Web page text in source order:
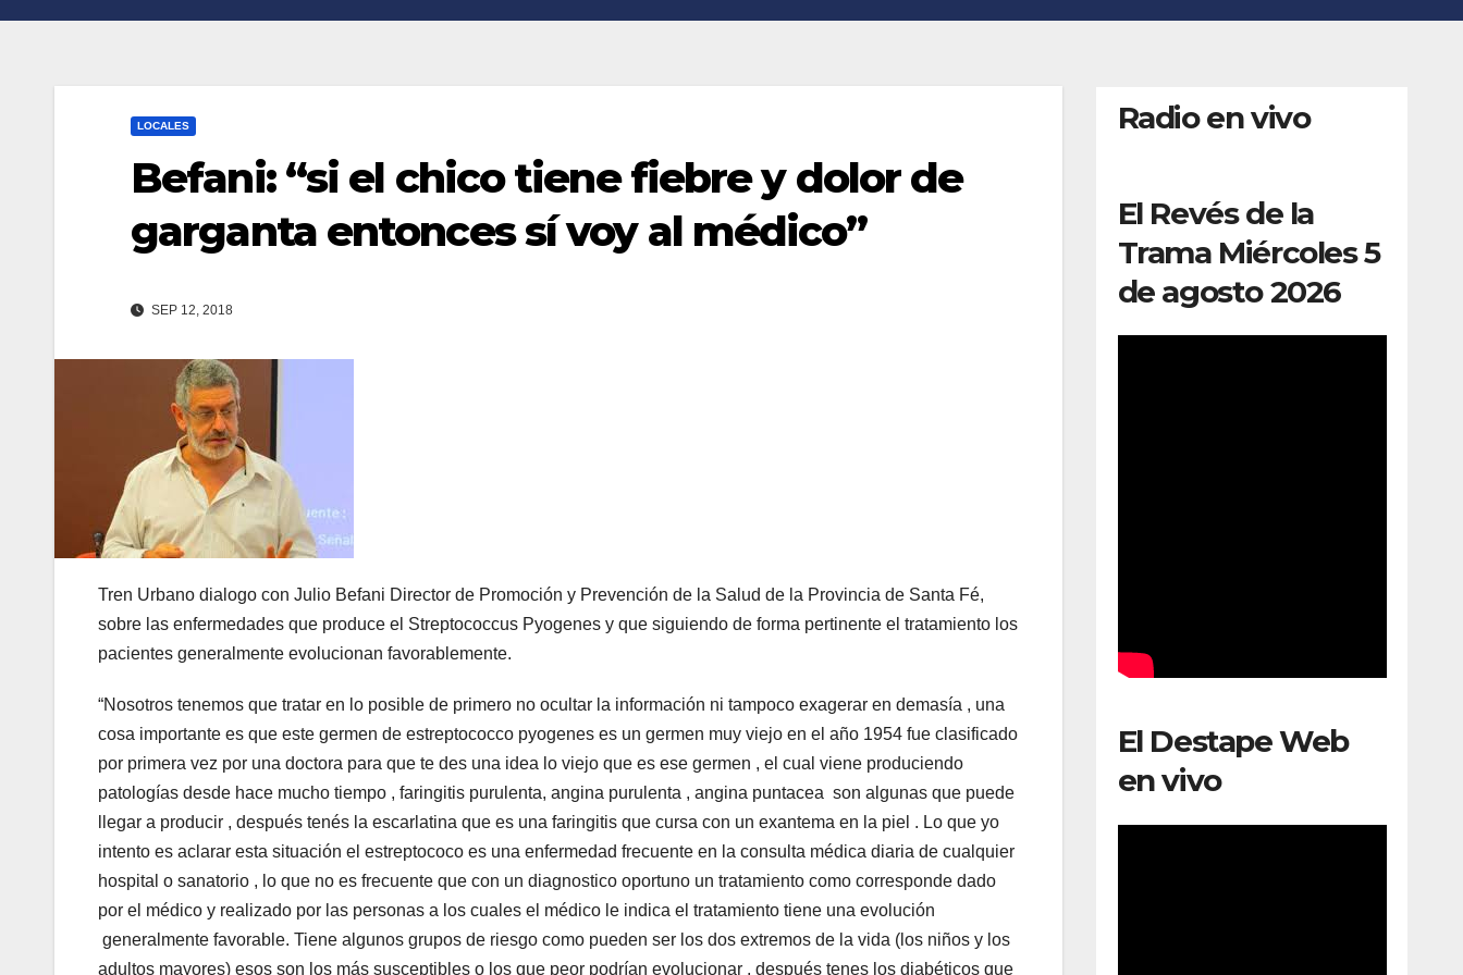
LOCALES
Befani: “si el chico tiene fiebre y dolor de
garganta entonces sí voy al médico”
SEP 12, 2018
Tren Urbano dialogo con Julio Befani Director de Promoción y Prevención de la Salud de la Provincia de Santa Fé,
sobre las enfermedades que produce el Streptococcus Pyogenes y que siguiendo de forma pertinente el tratamiento los
pacientes generalmente evolucionan favorablemente.
“Nosotros tenemos que tratar en lo posible de primero no ocultar la información ni tampoco exagerar en demasía , una
cosa importante es que este germen de estreptococco pyogenes es un germen muy viejo en el año 1954 fue clasificado
por primera vez por una doctora para que te des una idea lo viejo que es ese germen , el cual viene produciendo
patologías desde hace mucho tiempo , faringitis purulenta, angina purulenta , angina puntacea son algunas que puede
llegar a producir , después tenés la escarlatina que es una faringitis que cursa con un exantema en la piel . Lo que yo
intento es aclarar esta situación el estreptococo es una enfermedad frecuente en la consulta médica diaria de cualquier
hospital o sanatorio , lo que no es frecuente que con un diagnostico oportuno un tratamiento como corresponde dado
por el médico y realizado por las personas a los cuales el médico le indica el tratamiento tiene una evolución
generalmente favorable. Tiene algunos grupos de riesgo como pueden ser los dos extremos de la vida (los niños y los
adultos mayores) esos son los más susceptibles o los que peor podrían evolucionar , después tenes los diabéticos que
Radio en vivo
El Revés de la
Trama Miércoles 5
de agosto 2026
El Destape Web
en vivo
n